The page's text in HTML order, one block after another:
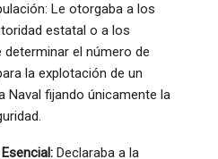
Le otorgaba a los
estatal o a los
el número de
la explotación de un
Naval fijando únicamente la
Declaraba a la